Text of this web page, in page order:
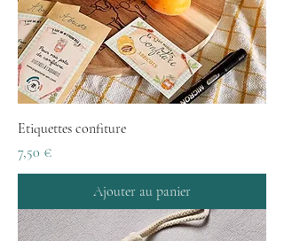
Etiquettes confiture
Prix
7,50 €
Ajouter au panier